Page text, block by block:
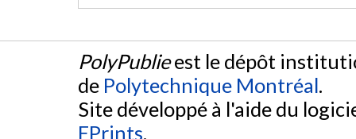
PolyPublieest le dépôt
de Polytechnique Montréal.
Site développé à l'aide du
EPrints.